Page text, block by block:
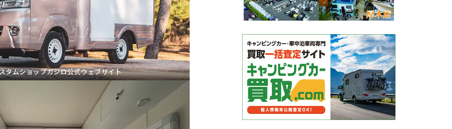
タムショップガジロ公式ウェブサイト